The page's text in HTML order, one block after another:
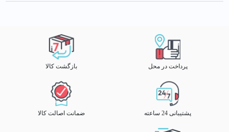
پرداخت در محل بازگشت کالا
پشتیبانی 24 ساعته ضمانت اصالت کالا